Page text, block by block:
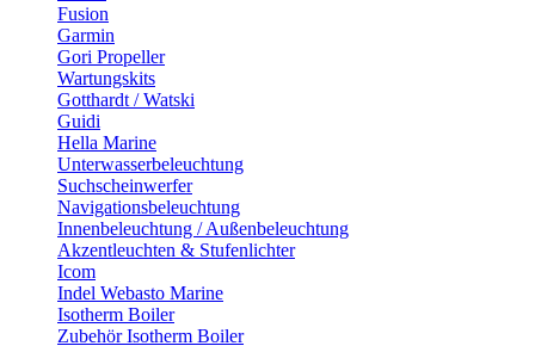
Fusion
Garmin
Gori Propeller
Wartungskits
Gotthardt / Watski
Guidi
Hella Marine
Unterwasserbeleuchtung
Suchscheinwerfer
Navigationsbeleuchtung
Innenbeleuchtung / Außenbeleuchtung
Akzentleuchten & Stufenlichter
Icom
Indel Webasto Marine
Isotherm Boiler
Zubehör Isotherm Boiler